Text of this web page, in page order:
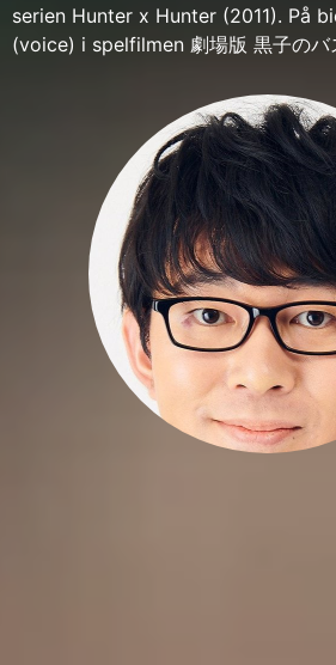
serien Hunter x Hunter (2011). På
(voice) i spelfilmen 劇場版 黒子のバ